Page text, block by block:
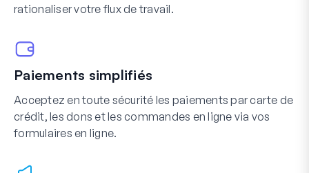
rationaliser votre flux de travail.
Paiements simplifiés
Acceptez en toute sécurité les paiements par carte de
crédit, les dons et les commandes en ligne via vos
formulaires en ligne.